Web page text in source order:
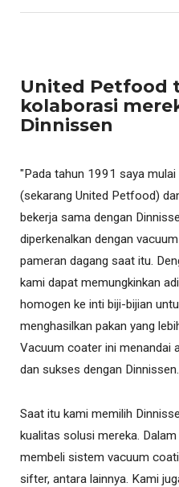
United Petfood
kolaborasi
Dinnissen
"Pada tahun 1991 saya
(sekarang United Petfood)
bekerja sama dengan
diperkenalkan dengan
pameran dagang saat itu.
kami dapat memungkinkan
homogen ke inti biji-bijian
menghasilkan pakan yang
Vacuum coater ini menandai
dan sukses dengan Dinnissen.
Saat itu kami memilih
kualitas solusi mereka.
membeli sistem vacuum
sifter, antara lainnya. Kami